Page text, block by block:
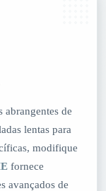
abrangentes de
lentas para
modifique
fornece
avançados de